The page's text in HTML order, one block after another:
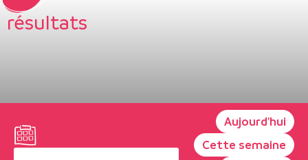
résultats
Aujourd'hui
Cette semaine